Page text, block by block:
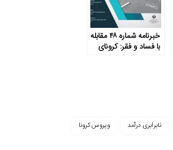
خبرنامه شماره ۴۸ مقابله
با فساد و فقر: کرونای
نابرابری درآمد ویروس کرونا